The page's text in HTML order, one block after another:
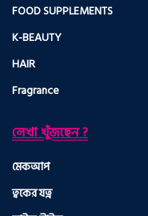
FOOD SUPPLEMENTS
K-BEAUTY
HAIR
Fragrance
লেখা খুঁজছেন ?
মেকআপ
ত্বকের যত্ন